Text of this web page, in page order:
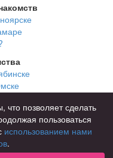
семьи
о
что позволяет сделать
пользоваться
использованием нами
.